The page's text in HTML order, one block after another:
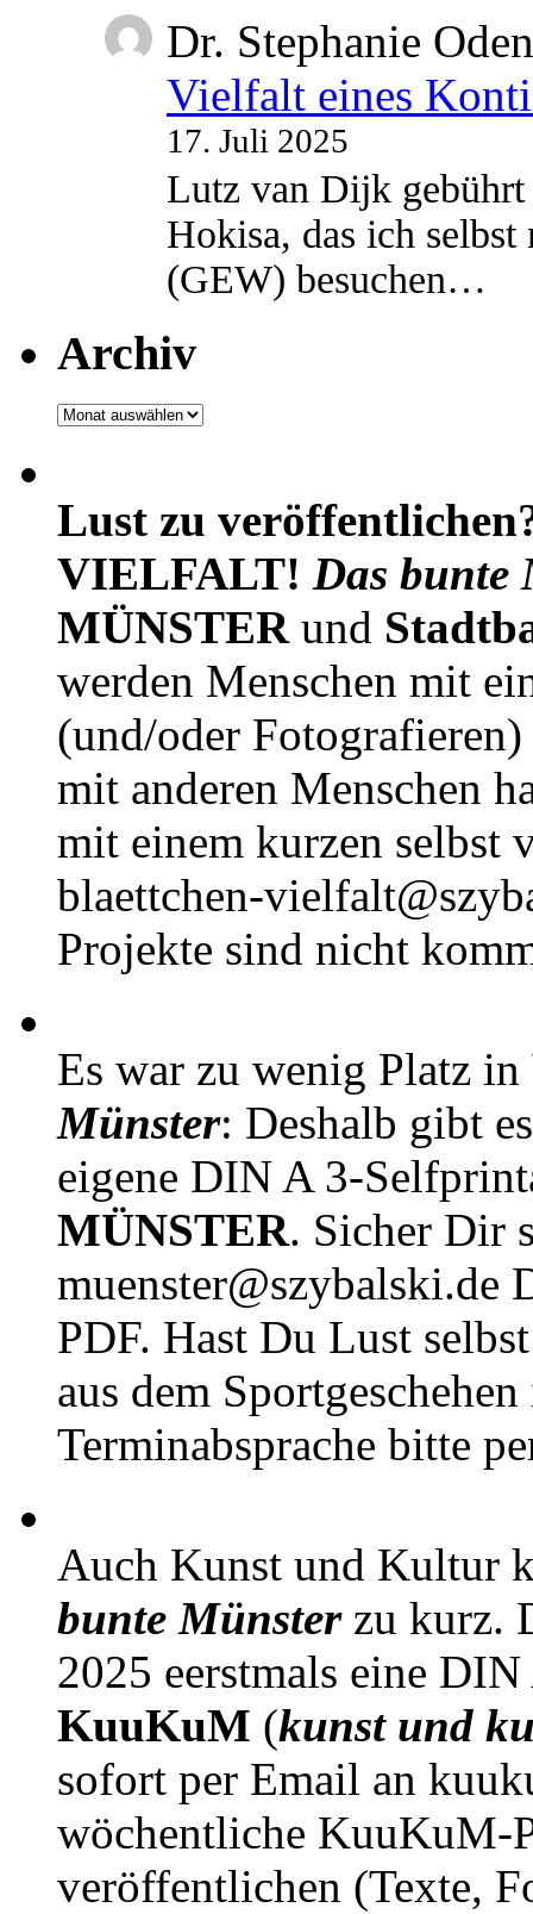
Dr. Stephanie
Vielfalt eines
17. Juli 2025
Lutz van Dijk
Hokisa, das ich
(GEW) besuchen…
Archiv
Archiv
Lust zu
VIELFALT! Das bunte
MÜNSTERund
werden Menschen mit
(und/oder
mit anderen Menschen
mit einem kurzen selbst
blaettchen-
Projekte sind nicht
Es war zu wenig Platz in
Münster: Deshalb gibt
eigene DIN A 3-
MÜNSTER. Sicher Dir
muenster@szybalski.de
PDF. Hast Du Lust
aus dem
Terminabsprache bitte
Auch Kunst und Kultur
bunte Münsterzu kurz.
2025 eerstmals eine
KuuKuM (kunst und
sofort per Email an
wöchentliche KuuKuM-
veröffentlichen (Texte,